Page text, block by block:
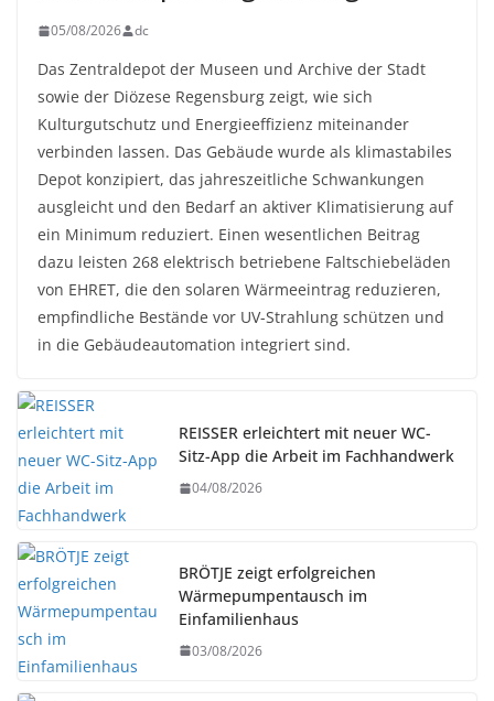
05/08/2026 dc
Das Zentraldepot der Museen und Archive der Stadt
sowie der Diözese Regensburg zeigt, wie sich
Kulturgutschutz und Energieeffizienz miteinander
verbinden lassen. Das Gebäude wurde als klimastabiles
Depot konzipiert, das jahreszeitliche Schwankungen
ausgleicht und den Bedarf an aktiver Klimatisierung auf
ein Minimum reduziert. Einen wesentlichen Beitrag
dazu leisten 268 elektrisch betriebene Faltschiebeläden
von EHRET, die den solaren Wärmeeintrag reduzieren,
empfindliche Bestände vor UV-Strahlung schützen und
in die Gebäudeautomation integriert sind.
REISSER erleichtert mit neuer WC-
Sitz-App die Arbeit im Fachhandwerk
04/08/2026
BRÖTJE zeigt erfolgreichen
Wärmepumpentausch im
Einfamilienhaus
03/08/2026